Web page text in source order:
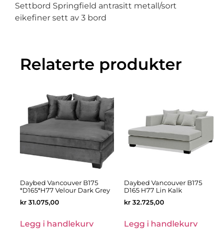
Settbord Springfield antrasitt metall/sort
eikefiner sett av 3 bord
Relaterte produkter
Daybed Vancouver B175
*D165*H77 Velour Dark Grey
kr 31.075,00
Legg i handlekurv
Daybed Vancouver B175
D165 H77 Lin Kalk
kr 32.725,00
Legg i handlekurv